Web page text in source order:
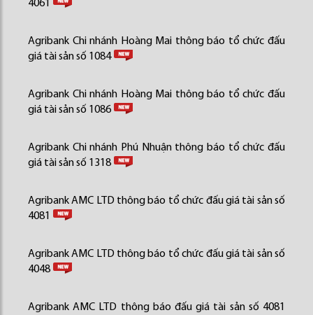
4061
Agribank Chi nhánh Hoàng Mai thông báo tổ chức đấu
giá tài sản số 1084
Agribank Chi nhánh Hoàng Mai thông báo tổ chức đấu
giá tài sản số 1086
Agribank Chi nhánh Phú Nhuận thông báo tổ chức đấu
giá tài sản số 1318
Agribank AMC LTD thông báo tổ chức đấu giá tài sản số
4081
Agribank AMC LTD thông báo tổ chức đấu giá tài sản số
4048
Agribank AMC LTD thông báo đấu giá tài sản số 4081